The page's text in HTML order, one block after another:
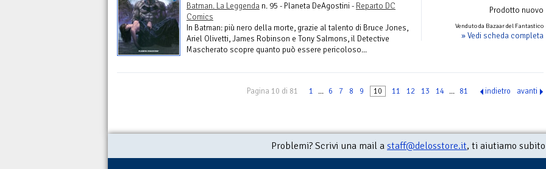
Prodotto nuovo
Venduto da Bazaar del Fantastico
» Vedi scheda completa
Batman. La Leggenda n. 95 - Planeta DeAgostini - Reparto DC
Comics
In Batman: più nero della morte, grazie al talento di Bruce Jones,
Ariel Olivetti, James Robinson e Tony Salmons, il Detective
Mascherato scopre quanto può essere pericoloso...
Pagina 10 di 81 1 ... 6 7 8 9 10 11 12 13 14 ... 81 indietro avanti
Problemi? Scrivi una mail a staff@delosstore.it, ti aiutiamo